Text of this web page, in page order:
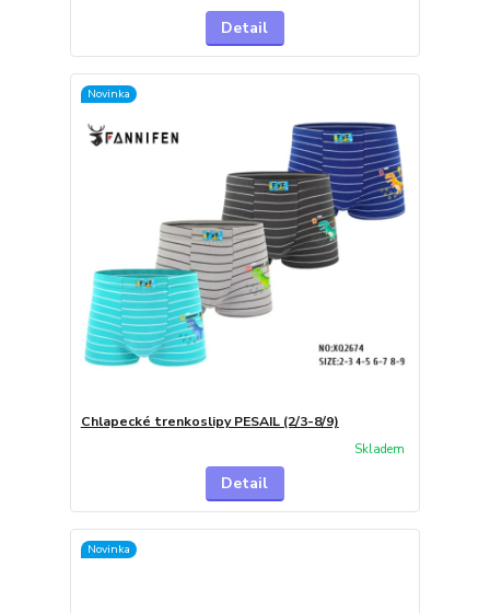
Detail
Novinka
Chlapecké trenkoslipy PESAIL (2/3-8/9)
Skladem
Detail
Novinka